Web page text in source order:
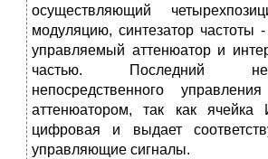
осуществляющий
модуляцию, синтезатор частоты
управляемый аттенюатор и
частью. Последний
непосредственного
аттенюатором, так как
цифровая и выдает
управляющие сигналы.